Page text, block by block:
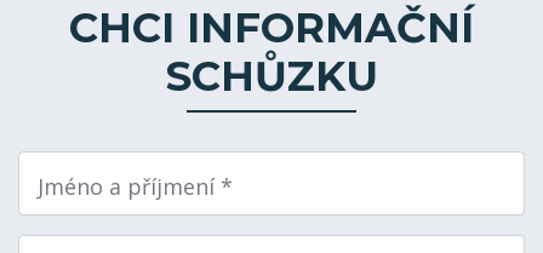
CHCI INFORMAČNÍ
SCHŮZKU
Jméno a příjmení *